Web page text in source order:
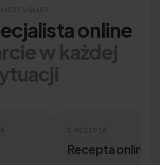
USŁUGI
online
w każdej
E-RECEPTA
Recepta online